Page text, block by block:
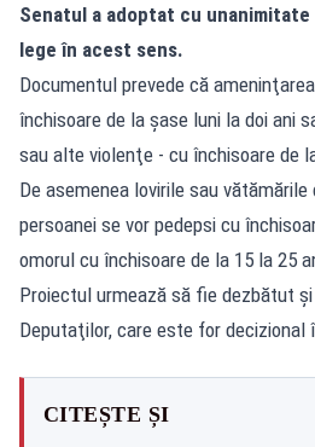
Senatul a adoptat cu
lege în acest sens.
Documentul prevede că
închisoare de la șase luni la doi ani
sau alte violenţe - cu închisoare de
De asemenea lovirile sau
persoanei se vor pedepsi cu
omorul cu închisoare de la 15 la 25
Proiectul urmează să fie dezbătut
Deputaţilor, care este for decizional
CITEȘTE ȘI